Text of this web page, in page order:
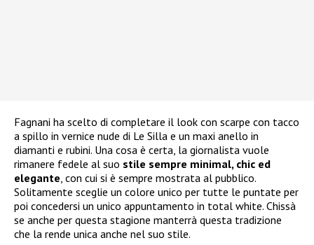
Fagnani ha scelto di completare il look con scarpe con tacco
a spillo in vernice nude di Le Silla e un maxi anello in
diamanti e rubini. Una cosa è certa, la giornalista vuole
rimanere fedele al suo stile sempre minimal, chic ed
elegante, con cui si è sempre mostrata al pubblico.
Solitamente sceglie un colore unico per tutte le puntate per
poi concedersi un unico appuntamento in total white. Chissà
se anche per questa stagione manterrà questa tradizione
che la rende unica anche nel suo stile.